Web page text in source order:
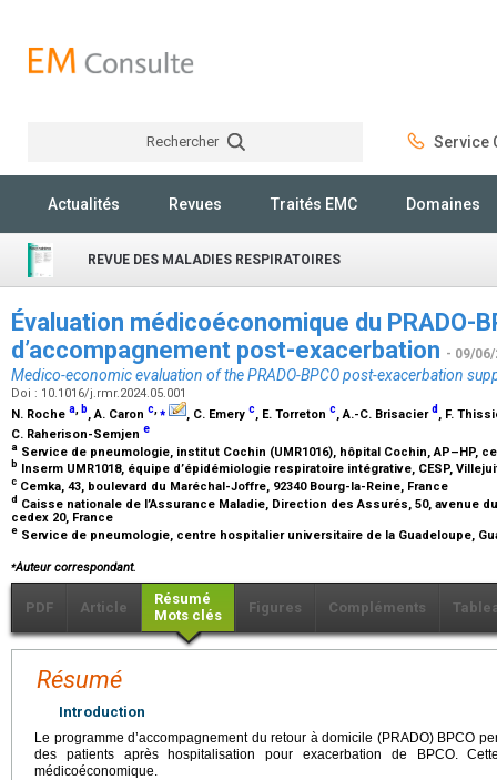
Rechercher Service
Actualités Revues Traités EMC Domaines
REVUE DES MALADIES RESPIRATOIRES
Évaluation médicoéconomique du PRADO-
d’accompagnement post-exacerbation - 09/
Medico-economic evaluation of the PRADO-BPCO post-exacerbation
Doi : 10.1016/j.rmr.2024.05.001
N. Roche a, b, A. Caron c,⁎ , C. Emery c, E. Torreton c, A.-C. Brisacierd , F.
C. Raherison-Semjen e
a Service de pneumologie, institut Cochin (UMR1016), hôpital Cochin, AP–HP,
b Inserm UMR1018, équipe d’épidémiologie respiratoire intégrative, CESP,
c Cemka, 43, boulevard du Maréchal-Joffre, 92340 Bourg-la-Reine, France
d Caisse nationale de l’Assurance Maladie, Direction des Assurés, 50, avenue
cedex 20, France
e Service de pneumologie, centre hospitalier universitaire de la Guadeloupe,
⁎Auteur correspondant.
PDF Article
Résumé
Mots clés
Figures Compléments
Résumé
Introduction
Le programme d’accompagnement du retour à domicile (PRADO) BPCO
des patients après hospitalisation pour exacerbation de BPCO.
médicoéconomique.